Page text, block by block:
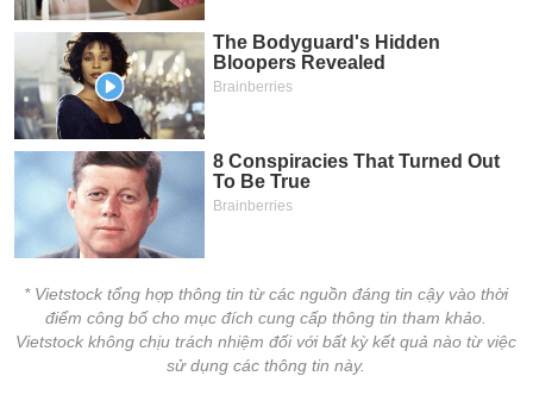
* Vietstock tổng hợp thông tin từ các nguồn đáng tin cậy vào thời
điểm công bố cho mục đích cung cấp thông tin tham khảo.
Vietstock không chịu trách nhiệm đối với bất kỳ kết quả nào từ việc
sử dụng các thông tin này.
TIỆN
ÍCH
BẤT
ĐỘNG
Mã
chứng
khoán